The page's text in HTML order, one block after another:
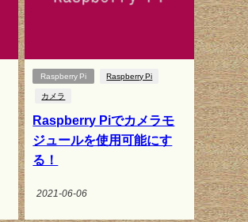
Raspberry Pi Raspberry Pi
カメラ
Raspberry Piでカメラモ
ジュールを使用可能にす
る！
2021-06-06